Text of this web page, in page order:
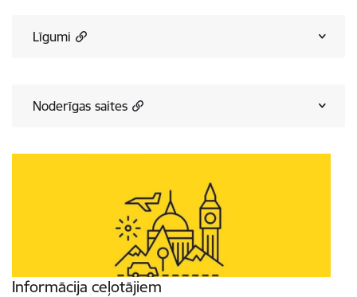
Līgumi
Noderīgas saites
Informācija ceļotājiem